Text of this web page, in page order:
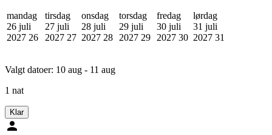
mandag
26 juli
2027 26
tirsdag
27 juli
2027 27
onsdag
28 juli
2027 28
torsdag
29 juli
2027 29
fredag
30 juli
2027 30
lørdag
31 juli
2027 31
Valgt datoer: 10 aug - 11 aug
1 nat
Klar